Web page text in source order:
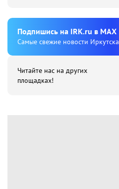
Подпишиcь на IRK.ru в MAX
Cамые свежие новости Иркутска
Читайте нас на других
площадках!